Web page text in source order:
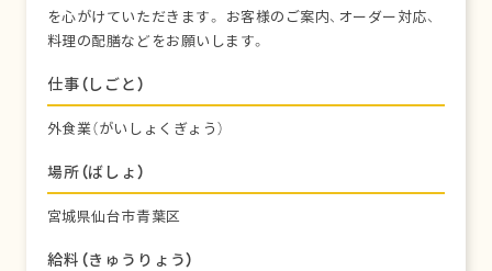
を心がけていただきます。 お客様のご案内、オーダー対応、
料理の配膳などをお願いします。
仕事（しごと）
外食業（がいしょくぎょう）
場所（ばしょ）
宮城県仙台市青葉区
給料（きゅうりょう）